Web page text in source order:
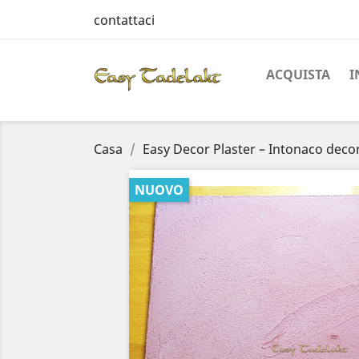
contattaci
ACQUISTA
Casa Easy Decor Plaster – Intonaco
NUOVO